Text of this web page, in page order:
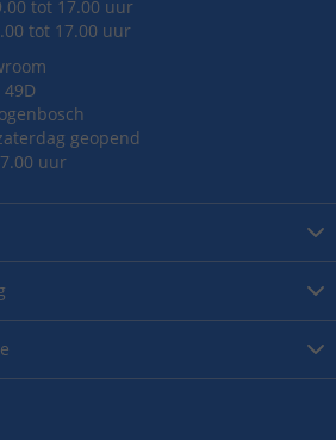
tot 17.00 uur
tot 17.00 uur
49D
geopend
uur